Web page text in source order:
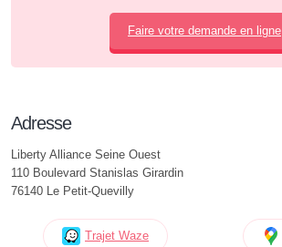
Faire votre demande en ligne
Adresse
Liberty Alliance Seine Ouest
110 Boulevard Stanislas Girardin
76140 Le Petit-Quevilly
Trajet Waze